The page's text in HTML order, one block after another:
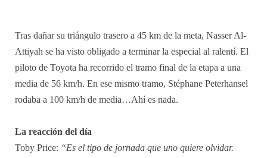
Tras dañar su triángulo trasero a 45 km de la meta, Nasser Al-
Attiyah se ha visto obligado a terminar la especial al ralentí. El
piloto de Toyota ha recorrido el tramo final de la etapa a una
media de 56 km/h. En ese mismo tramo, Stéphane Peterhansel
rodaba a 100 km/h de media…Ahí es nada.
La reacción del día
Toby Price: “Es el tipo de jornada que uno quiere olvidar.